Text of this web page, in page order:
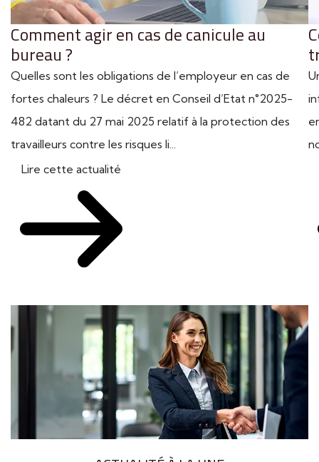
Comment agir en cas de canicule au
bureau ?
Quelles sont les obligations de l’employeur en cas de
fortes chaleurs ? Le décret en Conseil d’Etat n°2025-
482 datant du 27 mai 2025 relatif à la protection des
travailleurs contre les risques li...
Lire cette actualité